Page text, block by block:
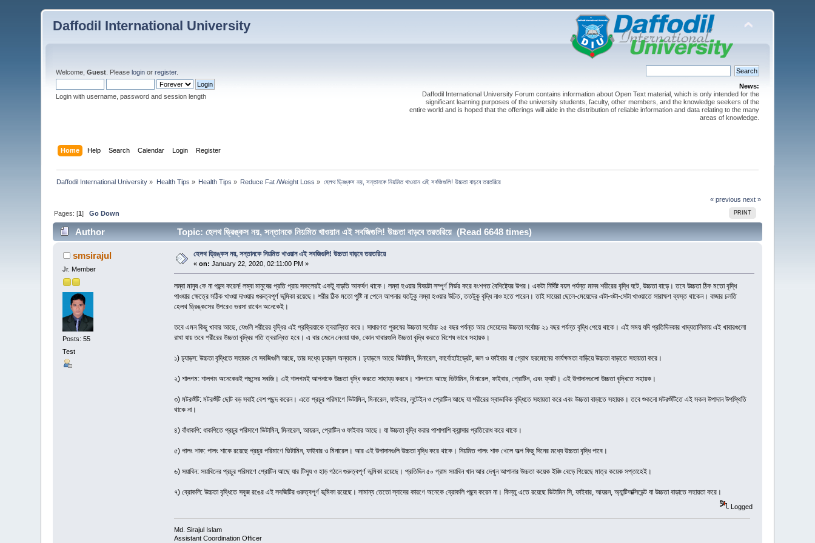
Daffodil International University
Welcome,Guest . Pleaselogin orregister.
Login with username, password and session length
News:
Daffodil International University Forum contains information about Open Text material, which is only intended for the
significant learning purposes of the university students, faculty, other members, and the knowledge seekers of the
entire world and is hoped that the offerings will aide in the distribution of reliable information and data relating to the many
areas of knowledge.
Home Help Search Calendar Login Register
Daffodil International University » Health Tips » Health Tips » Reduce Fat /Weight Loss » হেলথ ড্রিঙ্কস নয়, সন্তানকে নিয়মিত খাওয়ান এই সবজিগুলি! উচ্চতা বাড়বে তরতরিয়ে
« previous next »
PRINT
Pages: [1]Go Down
Author Topic: হেলথ ড্রিঙ্কস নয়, সন্তানকে নিয়মিত খাওয়ান এই সবজিগুলি! উচ্চতা বাড়বে তরতরিয়ে (Read 6648 times)
smsirajul
Jr. Member
Posts: 55
Test
হেলথ ড্রিঙ্কস নয়, সন্তানকে নিয়মিত খাওয়ান এই সবজিগুলি! উচ্চতা বাড়বে তরতরিয়ে
«on: January 22, 2020, 02:11:00 PM »
লম্বা মানুষ কে না পছন্দ করেন! লম্বা মানুষের প্রতি প্রায় সকলেরই একটু বাড়তি আকর্ষণ থাকে। লম্বা হওয়ার বিষয়টা সম্পূর্ণ নির্ভর করে বংশগত বৈশিষ্ট্যের উপর। একটা নির্দিষ্ট বয়স পর্যন্ত মানব শরীরের বৃদ্ধি ঘটে, উচ্চতা বাড়ে। তবে উচ্চতা ঠিক মতো বৃদ্ধি
পাওয়ার ক্ষেত্রে সঠিক খাওয়া দাওয়ার গুরুত্বপূর্ণ ভূমিকা রয়েছে। শরীর ঠিক মতো পুষ্টি না পেলে আপনার যতটুকু লম্বা হওয়ার উচিত, ততটুকু বৃদ্ধি নাও হতে পারেন। তাই মায়েরা ছেলে-মেয়েদের এটা-ওটা-সেটা খাওয়াতে সারাক্ষণ ব্যস্ত থাকেন। বাজার চলতি
হেলথ ড্রিঙ্কসের উপরেও ভরসা রাখেন অনেকেই।
তবে এমন কিছু খাবার আছে, যেগুলি শরীরের বৃদ্ধির এই প্রক্রিয়াকে ত্বরান্বিত করে। সাধারণত পুরুষের উচ্চতা সর্বোচ্চ ২৫ বছর পর্যন্ত আর মেয়েদের উচ্চতা সর্বোচ্চ ২১ বছর পর্যন্ত বৃদ্ধি পেয়ে থাকে। এই সময় যদি প্রতিদিনকার খাদ্যতালিকায় এই খাবারগুলো
রাখা যায় তবে শরীরের উচ্চতা বৃদ্ধির গতি ত্বরান্বিত হবে। এ বার জেনে নেওয়া যাক, কোন খাবারগুলি উচ্চতা বৃদ্ধি করতে বিশেষ ভাবে সহায়ক।
১) ঢ্যাড়স: উচ্চতা বৃদ্ধিতে সহায়ক যে সবজিগুলি আছে, তার মধ্যে ঢ্যাড়স অন্যতম। ঢ্যাড়সে আছে ভিটামিন, মিনারেল, কার্বোহাইড্রেট, জল ও ফাইবার যা গ্রোথ হরমোনের কার্যক্ষমতা বাড়িয়ে উচ্চতা বাড়াতে সহায়তা করে।
২) শালগম: শালগম অনেকেরই পছন্দের সবজি। এই শালগমই আপনাকে উচ্চতা বৃদ্ধি করতে সাহায্য করবে। শালগমে আছে ভিটামিন, মিনারেল, ফাইবার, প্রোটিন, এবং ফ্যাট। এই উপাদানগুলো উচ্চতা বৃদ্ধিতে সহায়ক।
৩) মটরশুঁটি: মটরশুঁটি ছোট বড় সবাই বেশ পছন্দ করেন। এতে প্রচুর পরিমাণে ভিটামিন, মিনারেল, ফাইবার, লুটেইন ও প্রোটিন আছে যা শরীরের স্বাভাবিক বৃদ্ধিতে সহায়তা করে এবং উচ্চতা বাড়াতে সহায়ক। তবে শুকনো মটরশুঁটিতে এই সকল উপাদান উপস্থিতি
থাকে না।
৪) বাঁধাকপি: ধাকপিতে প্রচুর পরিমাণে ভিটামিন, মিনারেল, আয়রন, প্রোটিন ও ফাইবার আছে। যা উচ্চতা বৃদ্ধি করার পাশাপাশি ক্যান্সার প্রতিরোধ করে থাকে।
৫) পালং শাক: পালং শাকে রয়েছে প্রচুর পরিমাণে ভিটামিন, ফাইবার ও মিনারেল। আর এই উপাদানগুলি উচ্চতা বৃদ্ধি করে থাকে। নিয়মিত পালং শাক খেলে অল্প কিছু দিনের মধ্যে উচ্চতা বৃদ্ধি পাবে।
৬) সয়াবিন: সয়াবিনের প্রচুর পরিমাণে প্রোটিন আছে যার টিস্যু ও হাড় গঠনে গুরুত্বপূর্ণ ভূমিকা রয়েছে। প্রতিদিন ৫০ গ্রাম সয়াবিন খান আর দেখুন আপানার উচ্চতা কয়েক ইঞ্চি বেড়ে গিয়েছে মাত্র কয়েক সপ্তাহেই।
৭) ব্রোকলি: উচ্চতা বৃদ্ধিতে সবুজ রঙের এই সবজিটির গুরুত্বপূর্ণ ভূমিকা রয়েছে। সামান্য তেতো স্বাদের কারণে অনেকে ব্রোকলি পছন্দ করেন না। কিন্তু এতে রয়েছে ভিটামিন সি, ফাইবার, আয়রন, অ্যান্টিঅক্সিডেন্ট যা উচ্চতা বাড়াতে সহায়তা করে।
Logged
Md. Sirajul Islam
Assistant Coordination Officer